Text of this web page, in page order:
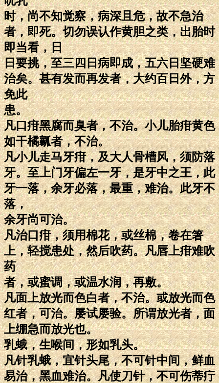
时，尚不知觉察，病深且危，故不急治
者，即死。切勿误认作黄胆之类，出胎时
即当看，日
日要挑，至三四日病即成，五六日坚硬难
治矣。甚有发而再发者，大约百日外，方
免此
患。
凡口疳黑腐而臭者，不治。小儿胎疳黄色
如干橘瓤者，不治。
凡小儿走马牙疳，及大人骨槽风，须防落
牙。至上门牙偏左一牙，是牙中之王，此
牙一落，余牙必落，最重，难治。此牙不
落，
余牙尚可治。
凡治口疳，须用棉花，或丝棉，卷在箸
上，轻搅患处，然后吹药。凡唇上疳难吹
药
者，或蜜调，或温水润，再敷。
凡面上放光而色白者，不治。或放光而色
红者，可治。屡试屡验。所谓放光者，面
上绷急而放光也。
乳蛾，生喉间，形如乳头。
凡针乳蛾，宜针头尾，不可针中间，鲜血
易治，黑血难治。凡使刀针，不可伤蒂疔